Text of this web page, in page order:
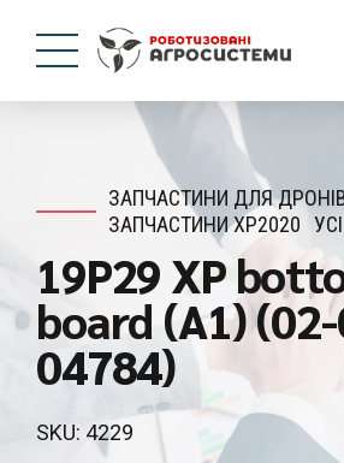
ЗАПЧАСТИНИ ДЛЯ
ЗАПЧАСТИНИ XP2020
19P29 XP
board (A1)
04784)
SKU: 4229